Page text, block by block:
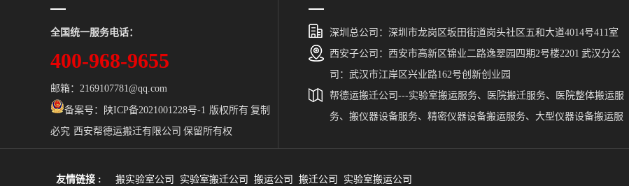
全国统一服务电话：
400-968-9655
邮箱：2169107781@qq.com
备案号：
陕ICP备2021001228号-1 版权所有 复制
必究 西安帮德运搬迁有限公司 保留所有权
深圳总公司：深圳市龙岗区坂田街道岗头社区五和大道4014号411室
西安子公司：西安市高新区锦业二路逸翠园四期2号楼2201 武汉分公
司：武汉市江岸区兴业路162号创新创业园
帮德运搬迁公司---实验室搬运服务、医院搬迁服务、医院整体搬运服
务、搬仪器设备服务、精密仪器设备搬运服务、大型仪器设备搬运服
北、四川、江西、河南、浙江、安徽、海南、江苏、黑龙江、吉林、辽
友情链接 : 搬实验室公司 实验室搬迁公司 搬运公司 搬迁公司 实验室搬运公司